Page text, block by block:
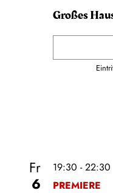
Großes
Fr
6
19:30 - 22:30
PREMIERE